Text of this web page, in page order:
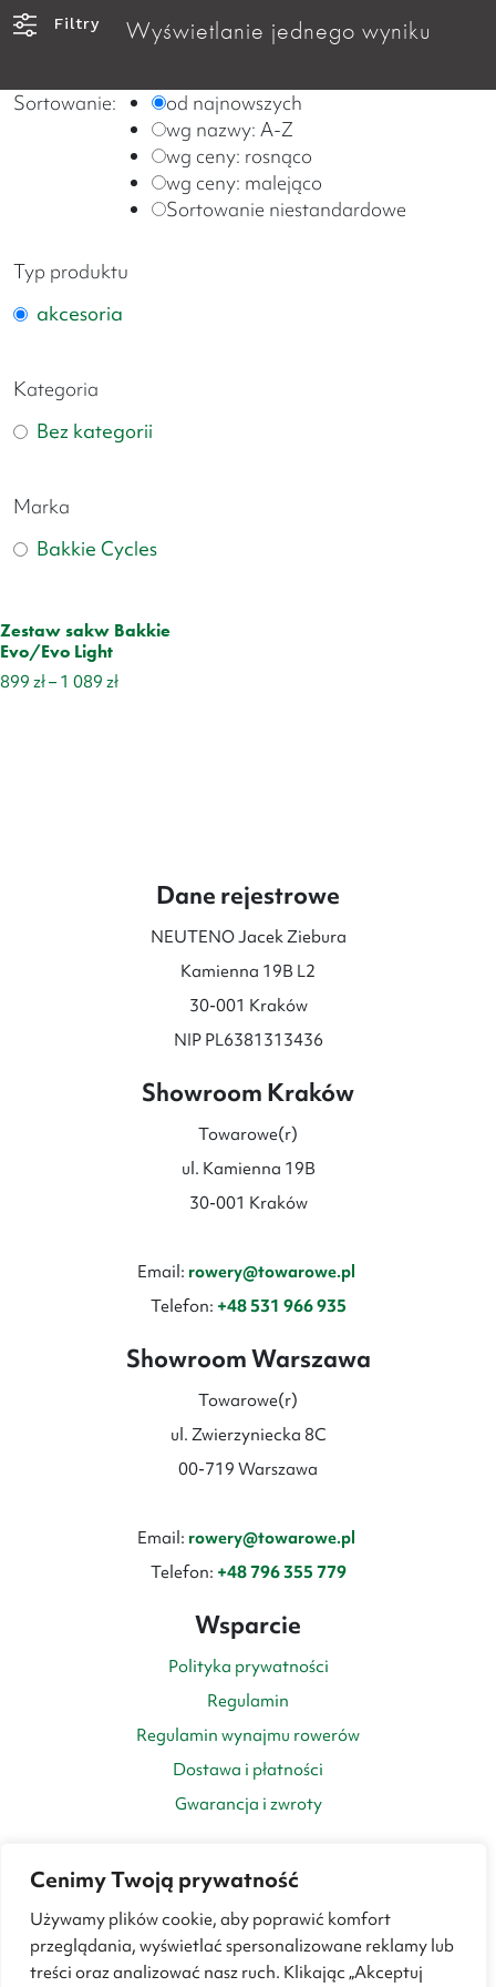
Cenimy Twoją prywatność
Używamy plików cookie, aby poprawić komfort
przeglądania, wyświetlać spersonalizowane reklamy lub
treści oraz analizować nasz ruch. Klikając „Akceptuj
Filtry Wyświetlanie jednego wyniku
Sortowanie:
od najnowszych
wg nazwy: A-Z
wg ceny: rosnąco
wg ceny: malejąco
Sortowanie niestandardowe
Typ produktu
akcesoria
Kategoria
Bez kategorii
Marka
Bakkie Cycles
Zestaw sakw Bakkie
Evo/Evo Light
899 zł– 1 089 złZakres
Dane rejestrowe
NEUTENO Jacek Ziebura
Kamienna 19B L2
30-001 Kraków
NIP PL6381313436
Showroom Kraków
Towarowe(r)
ul. Kamienna 19B
30-001 Kraków
Email: rowery@towarowe.pl
Telefon: +48 531 966 935
Showroom Warszawa
Towarowe(r)
ul. Zwierzyniecka 8C
00-719 Warszawa
Email: rowery@towarowe.pl
Telefon: +48 796 355 779
Wsparcie
Polityka prywatności
Regulamin
Regulamin wynajmu rowerów
Dostawa i płatności
Gwarancja i zwroty